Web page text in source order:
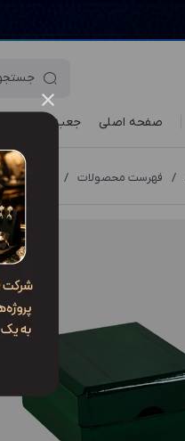
صفحه اصلی جعبه‌ ها
/ فهرست محصولات / جعبه مدال MO1 GZZ2